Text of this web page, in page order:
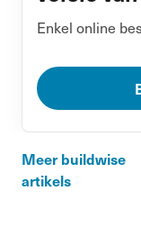
Enkel online
Meer buildwise
artikels